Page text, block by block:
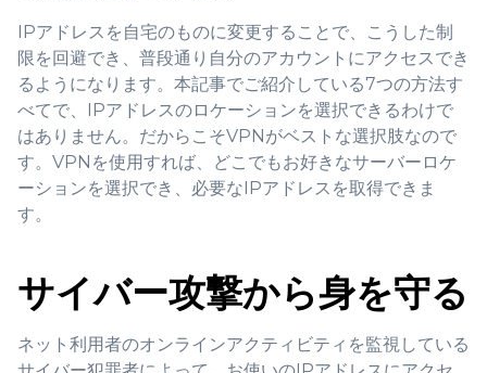
IPアドレスを自宅のものに変更することで、こうした制
限を回避でき、普段通り自分のアカウントにアクセスでき
るようになります。本記事でご紹介している7つの方法す
べてで、IPアドレスのロケーションを選択できるわけで
はありません。だからこそVPNがベストな選択肢なので
す。VPNを使用すれば、どこでもお好きなサーバーロケ
ーションを選択でき、必要なIPアドレスを取得できま
す。
サイバー攻撃から身を守る
ネット利用者のオンラインアクティビティを監視している